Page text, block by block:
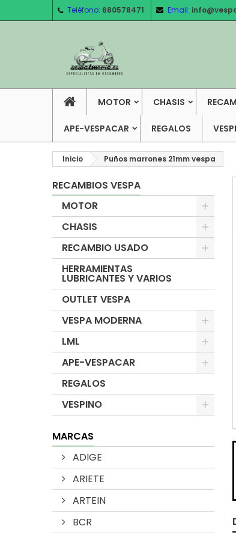
Teléfono: 680578471 Email:
MOTOR CHASIS
APE-VESPACAR REGALOS
Inicio Puños marrones 21mm vespa
RECAMBIOS VESPA
MOTOR
CHASIS
RECAMBIO USADO
HERRAMIENTAS
LUBRICANTES Y VARIOS
OUTLET VESPA
VESPA MODERNA
LML
APE-VESPACAR
REGALOS
VESPINO
MARCAS
ADIGE
ARIETE
ARTEIN
BCR